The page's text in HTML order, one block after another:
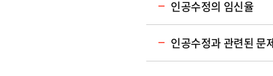
인공수정의 임신율
인공수정과 관련된 문